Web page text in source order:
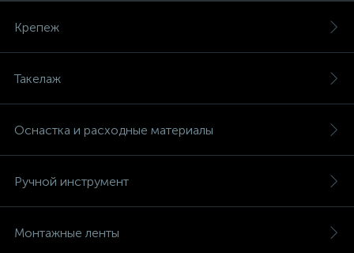
Крепеж
Такелаж
Оснастка и расходные материалы
Ручной инструмент
Монтажные ленты